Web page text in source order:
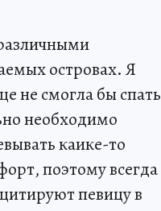
островах. Я
не смогла бы спать
необходимо
каике-то
поэтому всегда
певицу в